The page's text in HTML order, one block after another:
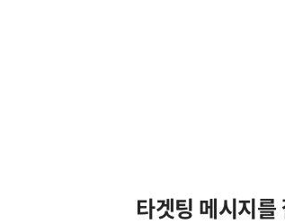
타겟팅 메시지를